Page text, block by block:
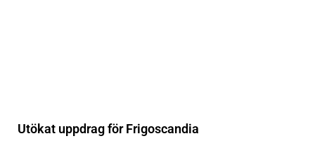
Utökat uppdrag för Frigoscandia